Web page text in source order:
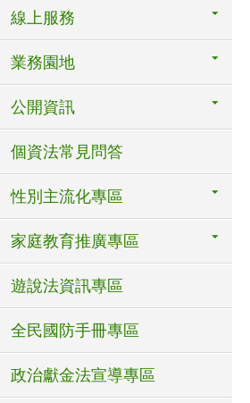
線上服務
業務園地
公開資訊
個資法常見問答
性別主流化專區
家庭教育推廣專區
遊說法資訊專區
全民國防手冊專區
政治獻金法宣導專區